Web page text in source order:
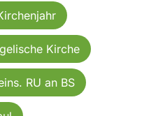
Kirche
RU an BS